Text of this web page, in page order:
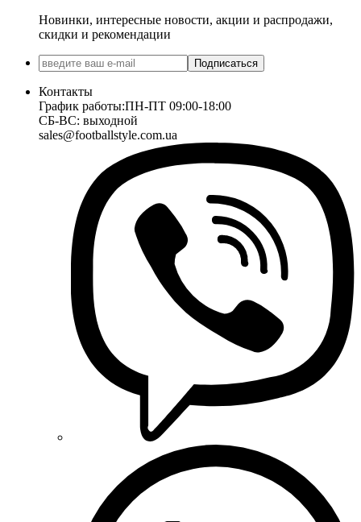
Новинки, интересные новости, акции и распродажи,
скидки и рекомендации
Подписаться
Контакты
График работы:ПН-ПТ 09:00-18:00
СБ-ВС: выходной
sales@footballstyle.com.ua